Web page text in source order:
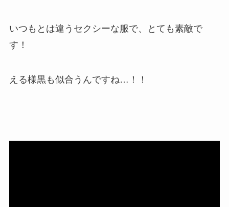
いつもとは違うセクシーな服で、とても素敵で
す！
える様黒も似合うんですね…！！